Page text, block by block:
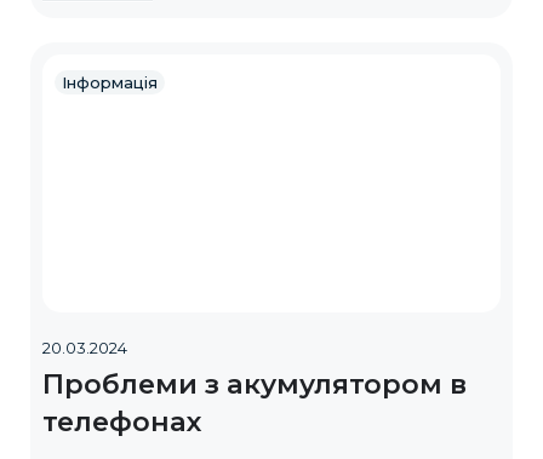
Інформація
20.03.2024
Проблеми з акумулятором в
телефонах